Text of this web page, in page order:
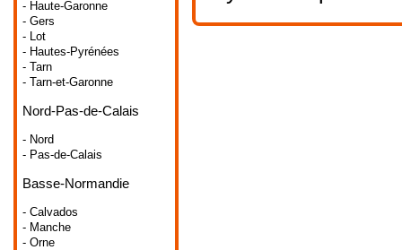
- Haute-Garonne
- Gers
- Lot
- Hautes-Pyrénées
- Tarn
- Tarn-et-Garonne
Nord-Pas-de-Calais
- Nord
- Pas-de-Calais
Basse-Normandie
- Calvados
- Manche
- Orne